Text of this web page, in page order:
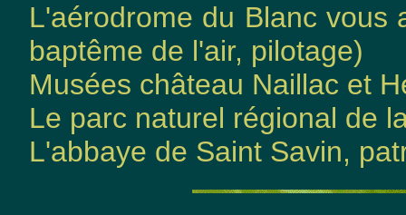
L'aérodrome du Blanc vous
baptême de l'air, pilotage)
Musées château Naillac et
Le parc naturel régional de
L'abbaye de Saint Savin,